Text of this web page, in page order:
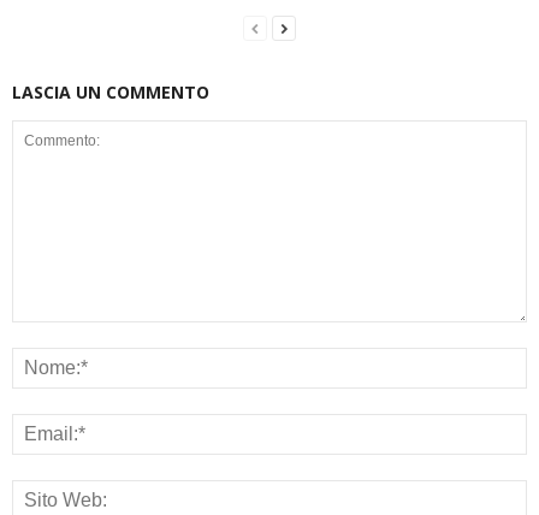
LASCIA UN COMMENTO